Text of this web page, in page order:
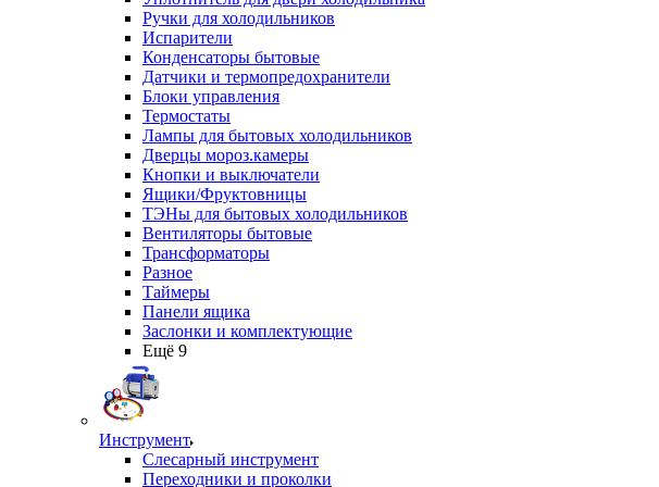
Ручки для холодильников
Испарители
Конденсаторы бытовые
Датчики и термопредохранители
Блоки управления
Термостаты
Лампы для бытовых холодильников
Дверцы мороз.камеры
Кнопки и выключатели
Ящики/Фруктовницы
ТЭНы для бытовых холодильников
Вентиляторы бытовые
Трансформаторы
Разное
Таймеры
Панели ящика
Заслонки и комплектующие
Ещё 9
Инструмент
Слесарный инструмент
Переходники и проколки